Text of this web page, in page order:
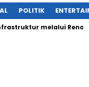
POLITIK
melalui